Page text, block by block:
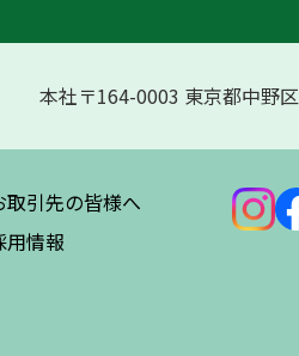
本社〒164-0003 東京都中野
取引先の皆様へ
用情報